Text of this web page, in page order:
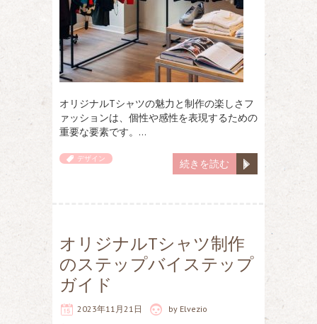
オリジナルTシャツの魅力と制作の楽しさフ
ァッションは、個性や感性を表現するための
重要な要素です。…
続きを読む
デザイン
オリジナルTシャツ制作
のステップバイステップ
ガイド
2023年11月21日 by Elvezio